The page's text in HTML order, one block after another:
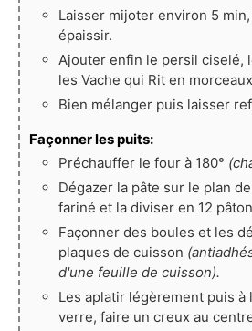
Laisser mijoter environ 5
épaissir.
Ajouter enfin le persil ciselé,
les Vache qui Rit en
Bien mélanger puis laisser
Façonner les puits:
Préchauffer le four à 180°
Dégazer la pâte sur le plan
fariné et la diviser en 12
Façonner des boules et les
plaques de cuisson
d'une feuille de cuisson).
Les aplatir légèrement puis à
verre, faire un creux au